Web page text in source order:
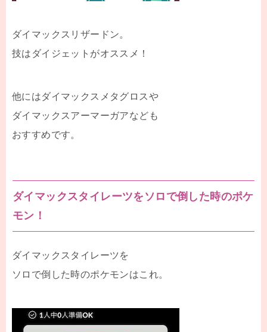
ダイマックスリザードン。
技はダイジェットがオススメ！
他にはダイマックスメタグロスや
ダイマックスアーマーガアなども
おすすめです。
ダイマックスタイレーツをソロで倒した時のポケ
モン！
ダイマックスタイレーツを
ソロで倒した時のポケモンはこれ。